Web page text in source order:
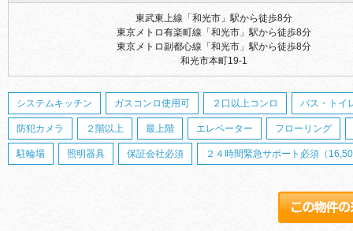
東武東上線「和光市」駅から徒歩8分
東京メトロ有楽町線「和光市」駅から徒歩8分
東京メトロ副都心線「和光市」駅から徒歩8分
和光市本町19-1
システムキッチン ガスコンロ使用可 ２口以上コンロ バス・トイ
防犯カメラ ２階以上 最上階 エレベーター フローリング
駐輪場 照明器具 保証会社必須 ２４時間緊急サポート必須（